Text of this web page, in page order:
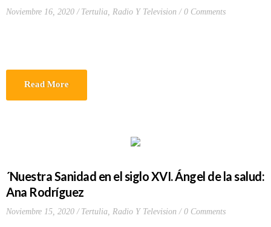
Noviembre 16, 2020 Tertulia, Radio Y Television 0 Comments
Read More
´Nuestra Sanidad en el siglo XVI. Ángel de la salud:
Ana Rodríguez
Noviembre 15, 2020 Tertulia, Radio Y Television 0 Comments